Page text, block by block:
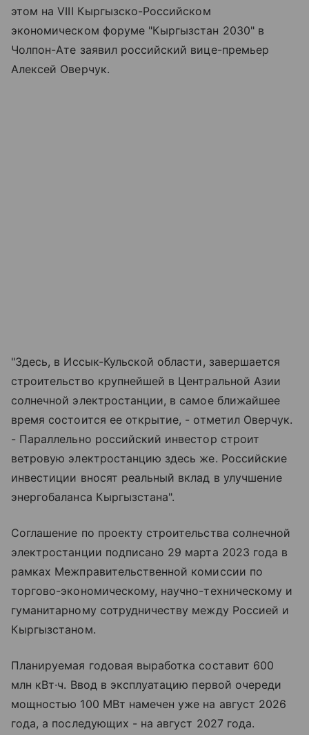
этом на VIII Кыргызско-Российском
экономическом форуме "Кыргызстан 2030" в
Чолпон-Ате заявил российский вице-премьер
Алексей Оверчук.
"Здесь, в Иссык-Кульской области, завершается
строительство крупнейшей в Центральной Азии
солнечной электростанции, в самое ближайшее
время состоится ее открытие, - отметил Оверчук.
- Параллельно российский инвестор строит
ветровую электростанцию здесь же. Российские
инвестиции вносят реальный вклад в улучшение
энергобаланса Кыргызстана".
Соглашение по проекту строительства солнечной
электростанции подписано 29 марта 2023 года в
рамках Межправительственной комиссии по
торгово-экономическому, научно-техническому и
гуманитарному сотрудничеству между Россией и
Кыргызстаном.
Планируемая годовая выработка составит 600
млн кВт·ч. Ввод в эксплуатацию первой очереди
мощностью 100 МВт намечен уже на август 2026
года, а последующих - на август 2027 года.